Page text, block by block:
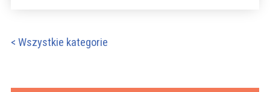
< Wszystkie kategorie